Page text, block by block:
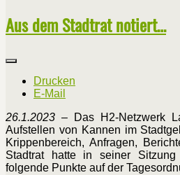
Aus dem Stadtrat notiert…
Drucken
E-Mail
26.1.2023 – Das H2-Netzwerk
Aufstellen von Kannen im
Krippenbereich, Anfragen,
Stadtrat hatte in seiner
folgende Punkte auf der